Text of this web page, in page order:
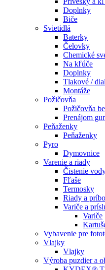
Doplnky
Biče
Svietidlá
Baterky
Čelovky
Chemické
Na kľúče
Doplnky
Tlakové /
Montáže
Požičovňa
Požičovňa
Prenájom
Peňaženky
Peňaženky
Pyro
Dymovnice
Varenie a riady
Čistenie
Fľaše
Termosky
Riady a
Variče a
Variče
Vybavenie pre
Vlajky
Vlajky
Výroba puzdier a